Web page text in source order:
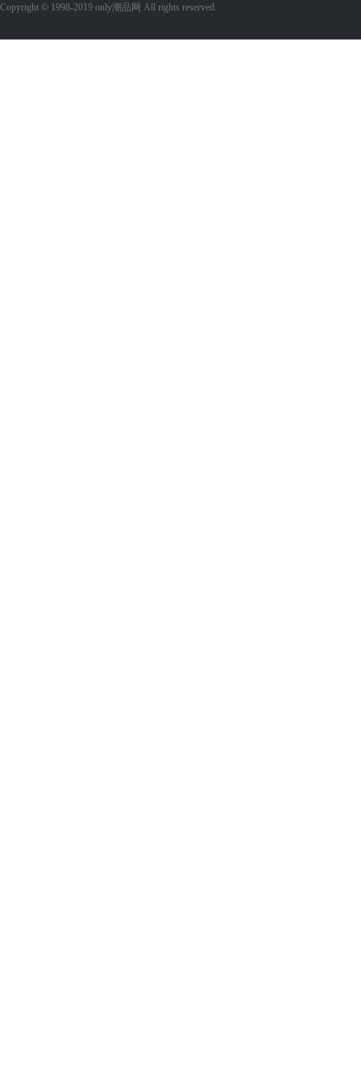
Copyright © 1998-2019 only潮品网 All rights reserved.